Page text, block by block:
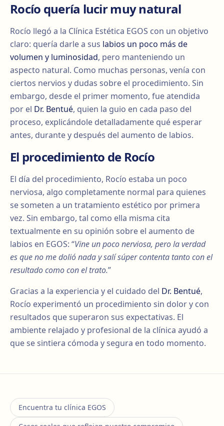
Rocío quería lucir muy natural
Rocío llegó a la Clínica Estética EGOS con un objetivo
claro: quería darle a sus labios un poco más de
volumen y luminosidad, pero manteniendo un
aspecto natural. Como muchas personas, venía con
ciertos nervios y dudas sobre el procedimiento. Sin
embargo, desde el primer momento, fue atendida
por el Dr. Bentué, quien la guio en cada paso del
proceso, explicándole detalladamente qué esperar
antes, durante y después del aumento de labios.
El procedimiento de Rocío
El día del procedimiento, Rocío estaba un poco
nerviosa, algo completamente normal para quienes
se someten a un tratamiento estético por primera
vez. Sin embargo, tal como ella misma cita
textualmente en su opinión sobre el aumento de
labios en EGOS: “Vine un poco nerviosa, pero la verdad
es que no me dolió nada y salí súper contenta tanto con el
resultado como con el trato.”
Gracias a la experiencia y el cuidado del Dr. Bentué,
Rocío experimentó un procedimiento sin dolor y con
resultados que superaron sus expectativas. El
ambiente relajado y profesional de la clínica ayudó a
que se sintiera cómoda y segura en todo momento.
Encuentra tu clínica EGOS